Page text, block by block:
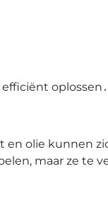
oplossen․
en olie kunnen
maar ze te